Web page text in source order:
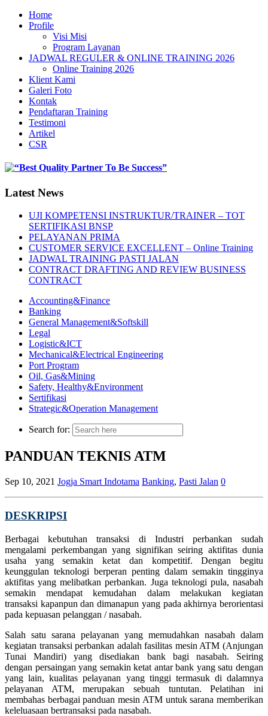
Home
Profile
Visi Misi
Program Layanan
JADWAL REGULER & ONLINE TRAINING 2026
Online Training 2026
Klient Kami
Galeri Foto
Kontak
Pendaftaran Training
Testimoni
Artikel
CSR
Latest News
UJI KOMPETENSI INSTRUKTUR/TRAINER – TOT
SERTIFIKASI BNSP
PELAYANAN PRIMA
CUSTOMER SERVICE EXCELLENT – Online Training
JADWAL TRAINING PASTI JALAN
CONTRACT DRAFTING AND REVIEW BUSINESS
CONTRACT
Accounting&Finance
Banking
General Management&Softskill
Legal
Logistic&ICT
Mechanical&Electrical Engineering
Port Program
Oil, Gas&Mining
Safety, Healthy&Environment
Sertifikasi
Strategic&Operation Management
Search for:
PANDUAN TEKNIS ATM
Sep 10, 2021 Jogja Smart Indotama Banking, Pasti Jalan 0
DESKRIPSI
Berbagai kebutuhan transaksi di Industri perbankan sudah
mengalami perkembangan yang signifikan seiring aktifitas dunia
usaha yang semakin ketat dan kompetitif. Dengan begitu
keunggulan teknologi berperan penting dalam semakin tingginya
aktifitas yang melibatkan perbankan. Juga teknologi pula, nasabah
semakin mendapat kemudahan dalam melakukan kegiatan
transaksi kapanpun dan dimanapun yang pada akhirnya berorientasi
pada kepuasan pelanggan / nasabah.
Salah satu sarana pelayanan yang memudahkan nasabah dalam
kegiatan transaksi perbankan adalah fasilitas mesin ATM (Anjungan
Tunai Mandiri) yang disediakan bank bagi nasabah. Seiring
dengan persaingan yang semakin ketat antar bank yang satu dengan
yang lain, kualitas pelayanan yang tinggi termasuk di dalamnya
pelayanan ATM, merupakan sebuah tuntutan. Pelatihan ini
membahas berbagai panduan mesin ATM untuk sarana memberikan
keleluasaan bertransaksi pada nasabah.